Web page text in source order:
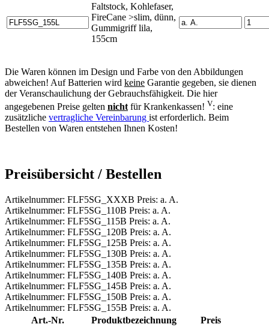
Faltstock, Kohlefaser,
FireCane >slim, dünn,
Gummigriff lila,
155cm
Die Waren können im Design und Farbe von den Abbildungen
abweichen! Auf Batterien wird keine Garantie gegeben, sie dienen
der Veranschaulichung der Gebrauchsfähigkeit. Die hier
angegebenen Preise gelten nicht für Krankenkassen! V: eine
zusätzliche vertragliche Vereinbarung ist erforderlich. Beim
Bestellen von Waren entstehen Ihnen Kosten!
Preisübersicht / Bestellen
Artikelnummer: FLF5SG_XXXB Preis: a. A.
Artikelnummer: FLF5SG_110B Preis: a. A.
Artikelnummer: FLF5SG_115B Preis: a. A.
Artikelnummer: FLF5SG_120B Preis: a. A.
Artikelnummer: FLF5SG_125B Preis: a. A.
Artikelnummer: FLF5SG_130B Preis: a. A.
Artikelnummer: FLF5SG_135B Preis: a. A.
Artikelnummer: FLF5SG_140B Preis: a. A.
Artikelnummer: FLF5SG_145B Preis: a. A.
Artikelnummer: FLF5SG_150B Preis: a. A.
Artikelnummer: FLF5SG_155B Preis: a. A.
Art.-Nr.
Produktbezeichnung
Preis